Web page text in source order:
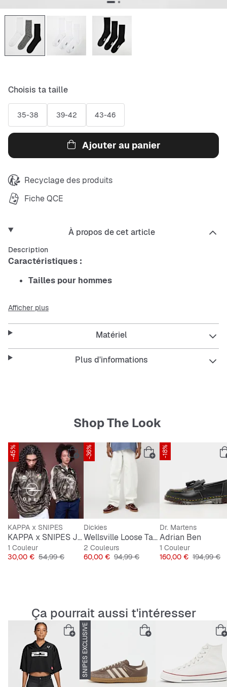
Choisis ta taille
35-38 39-42 43-46
Ajouter au panier
Recyclage des produits
Fiche QCE
À propos de cet article
Description
Caractéristiques :
Tailles pour hommes
produit SNIPES Exclusive
pack de 3 pratique
matière : 83% coton, 15% polyamide, 2%
Afficher plus
Matériel
Plus d'informations
Shop The Look
-45% SNIPES EXCLUSIVE
KAPPA x SNIPES
KAPPA x SNIPES Jersey AOP
1 Couleur
Prix
30,00 € Prix original
54,99 €
-36%
Dickies
Wellsville Loose Tapered Twill Pants
2 Couleurs
Prix
60,00 € Prix original
94,99 €
-18%
Dr. Martens
Adrian Ben
1 Couleur
Prix
160,00 € Prix
194,99 €
Ça pourrait aussi t'intéresser
SNIPES EXCLUSIVE